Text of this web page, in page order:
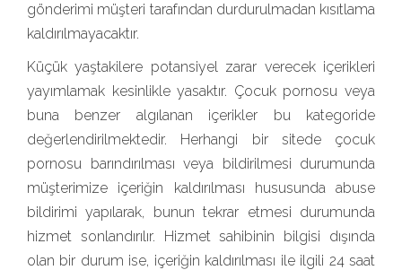
gönderimi müşteri tarafından durdurulmadan kısıtlama
kaldırılmayacaktır.
Küçük yaştakilere potansiyel zarar verecek içerikleri
yayımlamak kesinlikle yasaktır. Çocuk pornosu veya
buna benzer algılanan içerikler bu kategoride
değerlendirilmektedir. Herhangi bir sitede çocuk
pornosu barındırılması veya bildirilmesi durumunda
müşterimize içeriğin kaldırılması hususunda abuse
bildirimi yapılarak, bunun tekrar etmesi durumunda
hizmet sonlandırılır. Hizmet sahibinin bilgisi dışında
olan bir durum ise, içeriğin kaldırılması ile ilgili 24 saat